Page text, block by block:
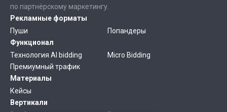
по партнёрскому маркетингу.
Рекламные форматы
Пуши
Попандеры
Функционал
Технология AI bidding
Micro Bidding
Премиумный трафик
Материалы
Кейсы
Вертикали